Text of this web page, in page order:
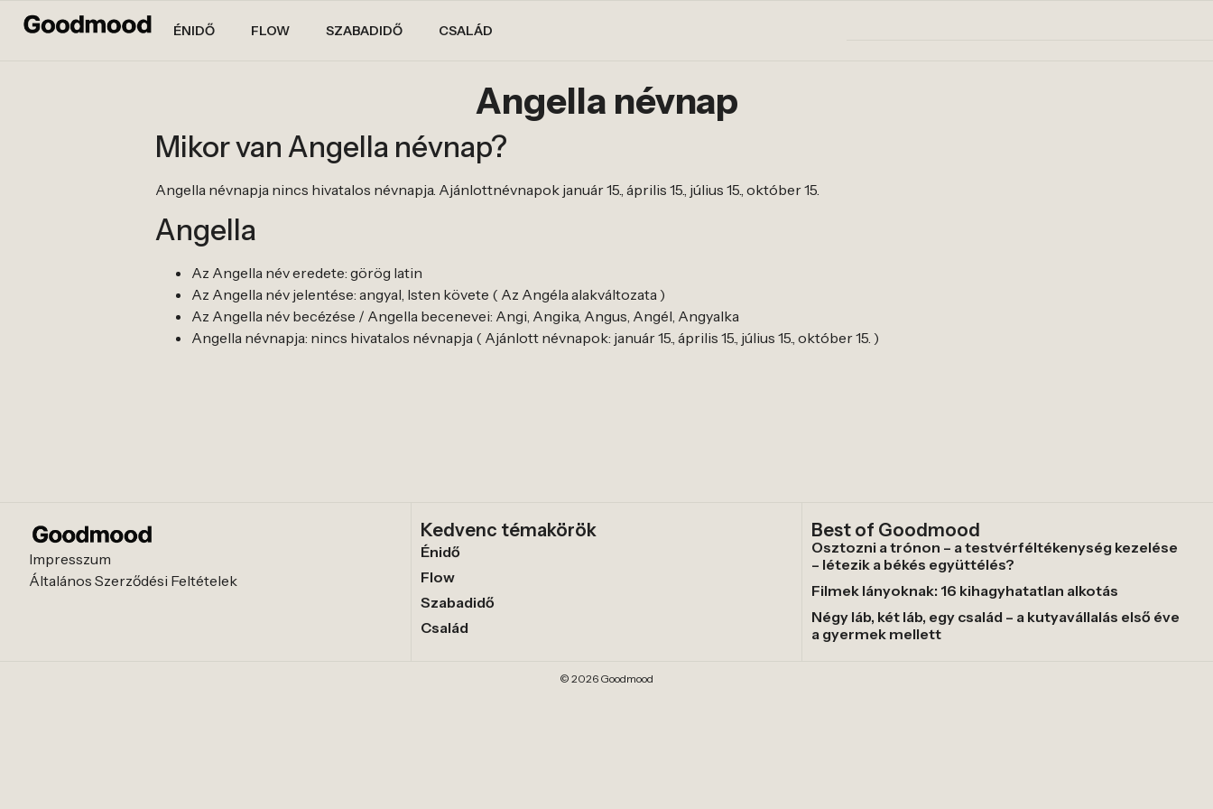
ÉNIDŐ FLOW SZABADIDŐ CSALÁD
Angella névnap
Mikor van Angella névnap?
Angella névnapja nincs hivatalos névnapja. Ajánlottnévnapok január 15., április 15., július 15., október 15.
Angella
Az Angella név eredete: görög latin
Az Angella név jelentése: angyal, Isten követe ( Az Angéla alakváltozata )
Az Angella név becézése / Angella becenevei: Angi, Angika, Angus, Angél, Angyalka
Angella névnapja: nincs hivatalos névnapja ( Ajánlott névnapok: január 15., április 15., július 15., október 15. )
Impresszum
Általános Szerződési Feltételek
Kedvenc témakörök
Énidő
Flow
Szabadidő
Család
Best of Goodmood
Osztozni a trónon – a testvérféltékenység kezelése
– létezik a békés együttélés?
Filmek lányoknak: 16 kihagyhatatlan alkotás
Négy láb, két láb, egy család – a kutyavállalás első éve
a gyermek mellett
© 2026 Goodmood